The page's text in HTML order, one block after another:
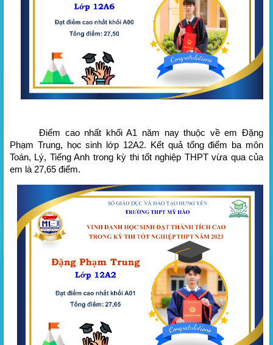
Điểm cao nhất khối A1 năm nay thuộc về em Đặng
Phạm Trung, học sinh lớp 12A2. Kết quả tổng điểm ba môn
Toán, Lý, Tiếng Anh trong kỳ thi tốt nghiệp THPT vừa qua của
em là 27,65 điểm.